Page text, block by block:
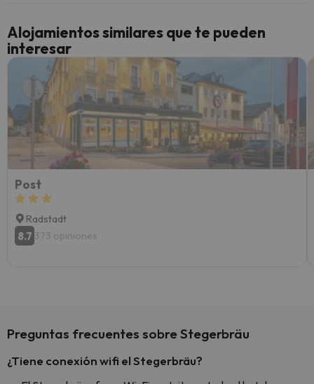
yo.
Alojamientos similares que te pueden
interesar
Post
Radstadt
8.7 373 opiniones
Preguntas frecuentes sobre Stegerbräu
¿Tiene conexión wifi el Stegerbräu?